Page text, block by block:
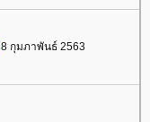
8 กุมภาพันธ์ 2563